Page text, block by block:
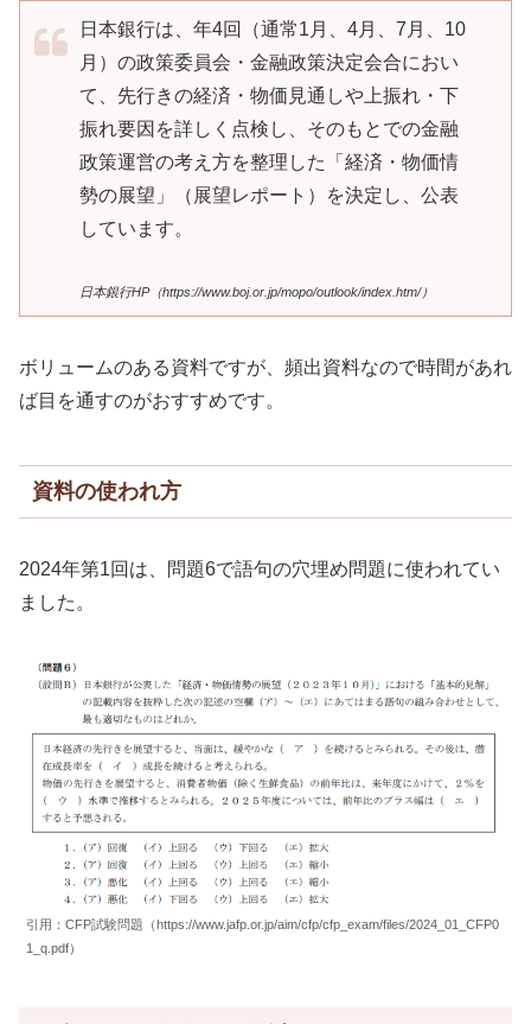
日本銀行は、年4回（通常1月、4月、7月、10
月）の政策委員会・金融政策決定会合におい
て、先行きの経済・物価見通しや上振れ・下
振れ要因を詳しく点検し、そのもとでの金融
政策運営の考え方を整理した「経済・物価情
勢の展望」（展望レポート）を決定し、公表
しています。
日本銀行HP（https://www.boj.or.jp/mopo/outlook/index.htm/）
ボリュームのある資料ですが、頻出資料なので時間があれ
ば目を通すのがおすすめです。
資料の使われ方
2024年第1回は、問題6で語句の穴埋め問題に使われてい
ました。
引用：CFP試験問題（https://www.jafp.or.jp/aim/cfp/cfp_exam/files/2024_01_CFP0
1_q.pdf）